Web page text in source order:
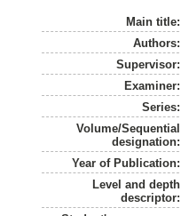
Main title:
Authors:
Supervisor:
Examiner:
Series:
Volume/Sequential
designation:
Year of Publication:
Level and depth
descriptor: